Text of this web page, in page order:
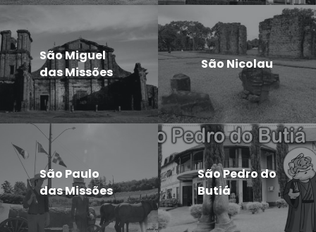
São Miguel
das Missões
São Nicolau
São Paulo
das Missões
São Pedro do
Butiá